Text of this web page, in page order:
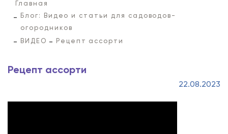
Главная
Блог: Видео и статьи для садоводов-
огородников
ВИДЕО
Рецепт ассорти
Рецепт ассорти
22.08.2023